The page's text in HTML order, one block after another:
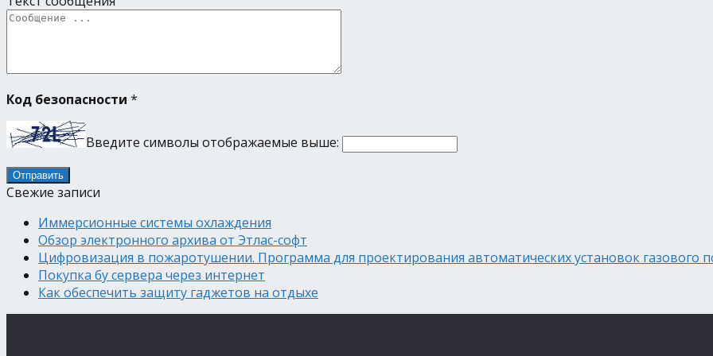
Код безопасности *
Введите символы отображаемые выше:
Свежие записи
Иммерсионные системы охлаждения
Обзор электронного архива от Этлас-софт
Цифровизация в пожаротушении. Программа для проектирования автоматических установок газового
Покупка бу сервера через интернет
Как обеспечить защиту гаджетов на отдыхе